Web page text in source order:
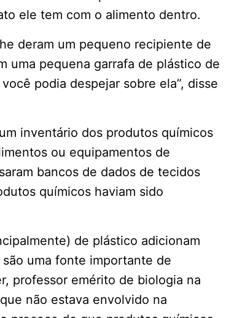
ele tem com o alimento dentro.
deram um pequeno recipiente de
uma pequena garrafa de plástico de
podia despejar sobre ela”, disse
inventário dos produtos químicos
ou equipamentos de
bancos de dados de tecidos
químicos haviam sido
de plástico adicionam
uma fonte importante de
professor emérito de biologia na
não estava envolvido na